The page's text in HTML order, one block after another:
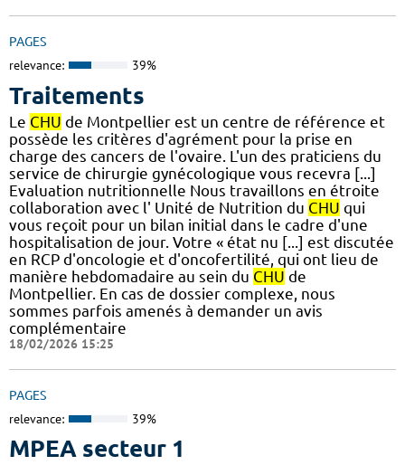
PAGES
relevance: 39%
Traitements
Le CHU de Montpellier est un centre de référence et
possède les critères d'agrément pour la prise en
charge des cancers de l'ovaire. L'un des praticiens du
service de chirurgie gynécologique vous recevra [...]
Evaluation nutritionnelle Nous travaillons en étroite
collaboration avec l' Unité de Nutrition du CHU qui
vous reçoit pour un bilan initial dans le cadre d'une
hospitalisation de jour. Votre « état nu [...] est discutée
en RCP d'oncologie et d'oncofertilité, qui ont lieu de
manière hebdomadaire au sein du CHU de
Montpellier. En cas de dossier complexe, nous
sommes parfois amenés à demander un avis
complémentaire
18/02/2026 15:25
PAGES
relevance: 39%
MPEA secteur 1